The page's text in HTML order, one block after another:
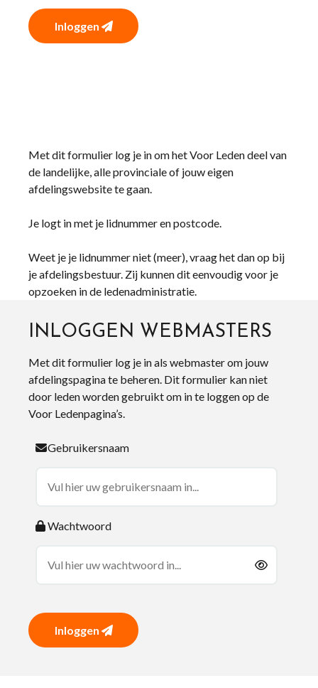
Inloggen
Met dit formulier log je in om het Voor Leden deel van
de landelijke, alle provinciale of jouw eigen
afdelingswebsite te gaan.
Je logt in met je lidnummer en postcode.
Weet je je lidnummer niet (meer), vraag het dan op bij
je afdelingsbestuur. Zij kunnen dit eenvoudig voor je
opzoeken in de ledenadministratie.
INLOGGEN WEBMASTERS
Met dit formulier log je in als webmaster om jouw
afdelingspagina te beheren. Dit formulier kan niet
door leden worden gebruikt om in te loggen op de
Voor Ledenpagina’s.
Gebruikersnaam
Wachtwoord
Inloggen